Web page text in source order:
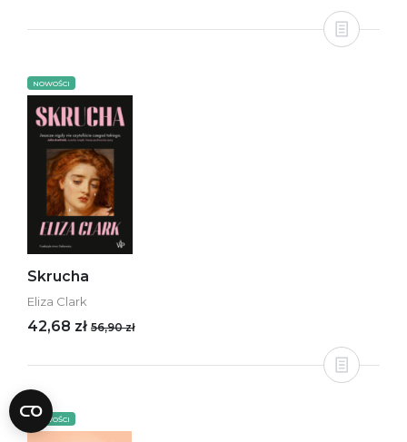
NOWOŚCI
Skrucha
Eliza Clark
42,68 zł 56,90 zł
NOWOŚCI